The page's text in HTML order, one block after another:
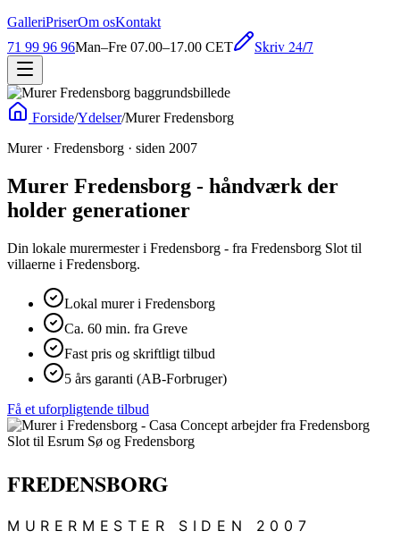
GalleriPriserOm osKontakt
71 99 96 96Man–Fre 07.00–17.00 CET Skriv 24/7
Forside/Ydelser/Murer Fredensborg
Murer · Fredensborg · siden 2007
Murer Fredensborg - håndværk der
holder generationer
Din lokale murermester i Fredensborg - fra Fredensborg Slot til
villaerne i Fredensborg.
Lokal murer i Fredensborg
Ca. 60 min. fra Greve
Fast pris og skriftligt tilbud
5 års garanti (AB-Forbruger)
Få et uforpligtende tilbud
FREDENSBORG
MURERMESTER SIDEN 2007